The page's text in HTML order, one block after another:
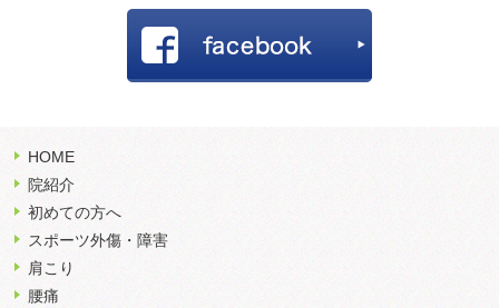
HOME
院紹介
初めての方へ
スポーツ外傷・障害
肩こり
腰痛